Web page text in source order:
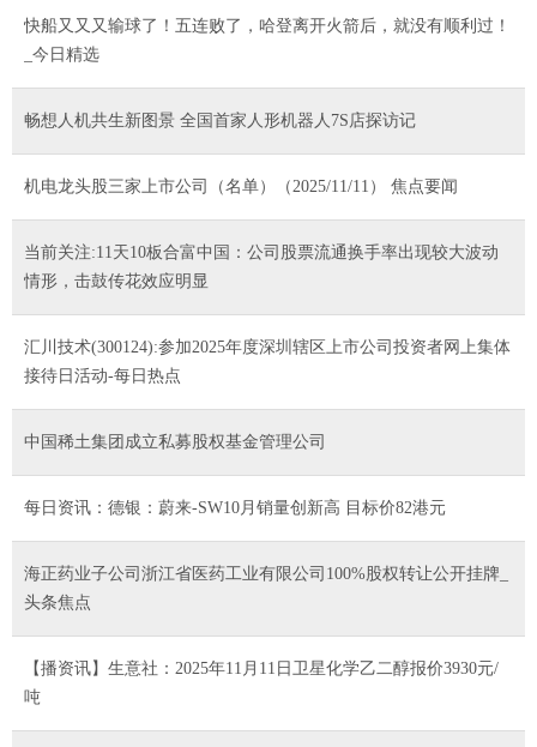
快船又又又输球了！五连败了，哈登离开火箭后，就没有顺利过！
_今日精选
畅想人机共生新图景 全国首家人形机器人7S店探访记
机电龙头股三家上市公司（名单）（2025/11/11） 焦点要闻
当前关注:11天10板合富中国：公司股票流通换手率出现较大波动
情形，击鼓传花效应明显
汇川技术(300124):参加2025年度深圳辖区上市公司投资者网上集体
接待日活动-每日热点
中国稀土集团成立私募股权基金管理公司
每日资讯：德银：蔚来-SW10月销量创新高 目标价82港元
海正药业子公司浙江省医药工业有限公司100%股权转让公开挂牌_
头条焦点
【播资讯】生意社：2025年11月11日卫星化学乙二醇报价3930元/
吨